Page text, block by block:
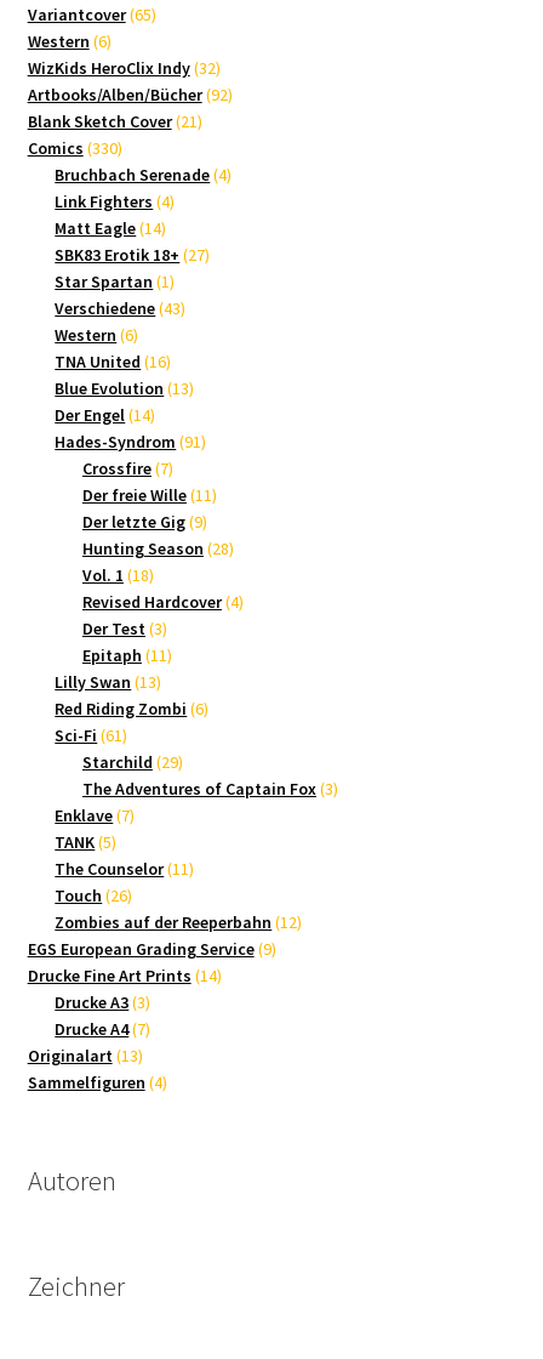
Variantcover 6565
Western 66
Produkte
WizKids HeroClix Indy 3232
Produkte
Artbooks/Alben/Bücher 9292
Blank Sketch Cover 2121
Comics 330330
Produkte
Bruchbach Serenade 44
Link Fighters 44
Matt Eagle 1414
Produkte
SBK83 Erotik 18+ 2727
Star Spartan 11
Produkt
Verschiedene 4343
Western 66
Produkte
TNA United 1616
Produkte
Blue Evolution 1313
Der Engel 1414
Produkte
Hades-Syndrom 9191
Crossfire 77
Produkte
Der freie Wille 1111
Der letzte Gig 99
Produkte
Hunting Season 2828
Vol. 1 1818
Produkte
Revised Hardcover 44
Der Test 33
Produkte
Epitaph 1111
Lilly Swan 1313
Produkte
Red Riding Zombi 66
Sci-Fi 6161
Produkte
Starchild 2929
Produkte
The Adventures of Captain Fox 33
Enklave 77
TANK 55
Produkte
The Counselor 1111
Touch 2626
Produkte
Zombies auf der Reeperbahn 1212
EGS European Grading Service 99
Drucke Fine Art Prints 1414
Drucke A3 33
Produkte
Drucke A4 77
Originalart 1313
Produkte
Sammelfiguren 44
Autoren
Zeichner